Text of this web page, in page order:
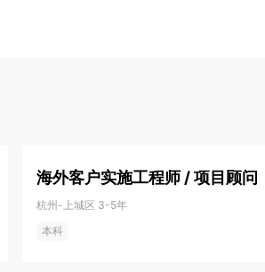
与流程治理融合到一套平台里，面向真实的复
位等多个行业；客户包括多地省市政府、央国
杭州-上城区 3-5年
本科